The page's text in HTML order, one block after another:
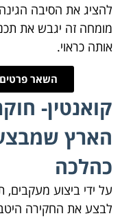
להציג את הסיבה
מומחה זה יגבש את
אותה כראוי.
השאר פרטים
קואנטין-
הארץ
כהלכה
על ידי ביצוע מעקבים,
לבצע את החקירה